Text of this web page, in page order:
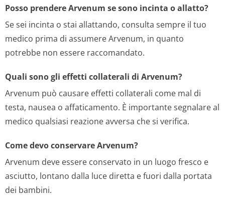
Posso prendere Arvenum se sono incinta o allatto?
Se sei incinta o stai allattando, consulta sempre il tuo
medico prima di assumere Arvenum, in quanto
potrebbe non essere raccomandato.
Quali sono gli effetti collaterali di Arvenum?
Arvenum può causare effetti collaterali come mal di
testa, nausea o affaticamento. È importante segnalare al
medico qualsiasi reazione avversa che si verifica.
Come devo conservare Arvenum?
Arvenum deve essere conservato in un luogo fresco e
asciutto, lontano dalla luce diretta e fuori dalla portata
dei bambini.